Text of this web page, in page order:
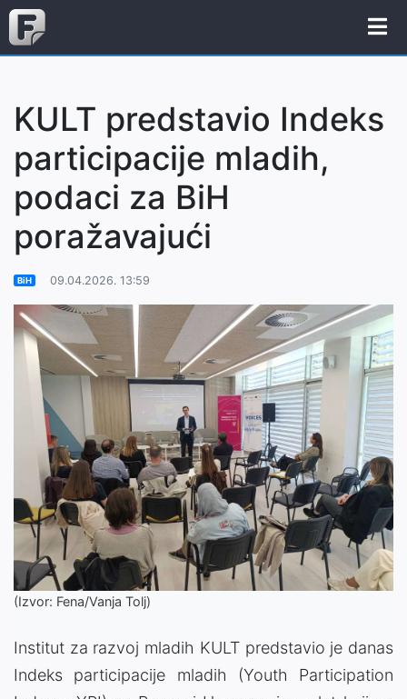
KULT predstavio Indeks
participacije mladih,
podaci za BiH
poražavajući
BiH 09.04.2026. 13:59
(Izvor: Fena/Vanja Tolj)
Institut za razvoj mladih KULT predstavio je danas
Indeks participacije mladih (Youth Participation